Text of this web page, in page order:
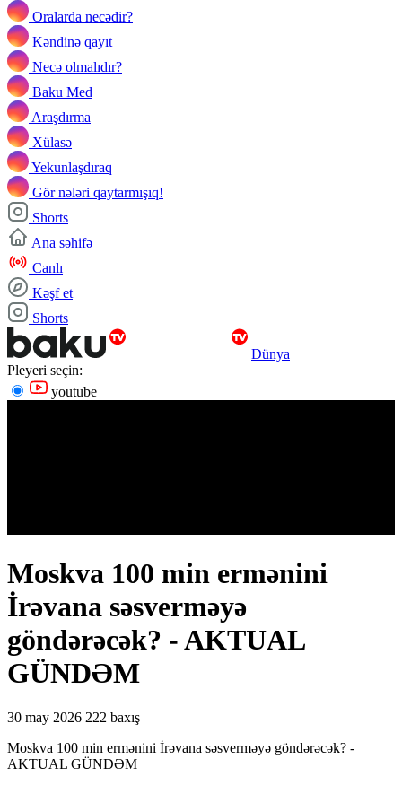
Oralarda necədir?
Kəndinə qayıt
Necə olmalıdır?
Baku Med
Araşdırma
Xülasə
Yekunlaşdıraq
Gör nələri qaytarmışıq!
Shorts
Ana səhifə
Canlı
Kəşf et
Shorts
Dünya
Pleyeri seçin:
youtube
Moskva 100 min ermənini
İrəvana səsverməyə
göndərəcək? - AKTUAL
GÜNDƏM
30 may 2026 222 baxış
Moskva 100 min ermənini İrəvana səsverməyə göndərəcək? -
AKTUAL GÜNDƏM